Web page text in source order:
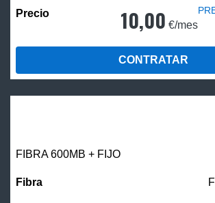
10,00 €/mes
CONTRATAR
FIBRA 600MB + FIJO